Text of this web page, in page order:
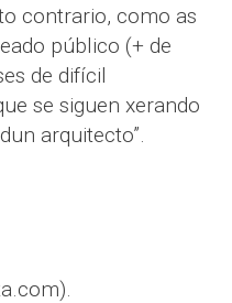
contrario, como as
público (+ de
de difícil
se siguen xerando
arquitecto”.